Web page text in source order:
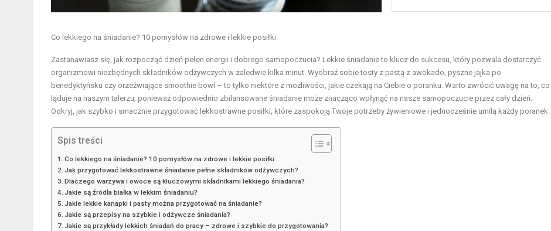
Co lekkiego na śniadanie? 10 pomysłów na zdrowe i lekkie posiłki
Zastanawiasz się, jak rozpocząć dzień pełen energii i dobrego samopoczucia? Lekkie śniadanie to klucz do sukcesu, który pozwala dostarczyć
organizmowi niezbędnych składników odżywczych w zaledwie kilka minut. Wyobraź sobie tosty z pastą z awokado, pyszne jajka po
benedyktyńsku czy orzeźwiające smoothie bowl – to tylko niektóre z możliwości, jakie czekają na Ciebie o poranku. Warto zwrócić uwagę na to, co
ląduje na naszym talerzu, ponieważ odpowiednio zbilansowane śniadanie może znacząco wpłynąć na nasze samopoczucie przez cały dzień.
Odkryj, jak szybko i smacznie przygotować lekkostrawne posiłki, które zaspokoją Twoje potrzeby żywieniowe i jednocześnie umilą każdy poranek.
Spis treści
Co lekkiego na śniadanie? 10 pomysłów na zdrowe i lekkie posiłki
Jak przygotować lekkostrawne śniadanie pełne składników odżywczych?
Dlaczego warzywa i owoce są kluczowymi składnikami lekkiego śniadania?
Jakie są źródła białka w lekkim śniadaniu?
Jakie lekkie kanapki i pasty można przygotować na śniadanie?
Jakie są przepisy na szybkie i odżywcze śniadania?
Jakie są przykłady lekkich śniadań do pracy – zdrowe i szybkie do przygotowania?